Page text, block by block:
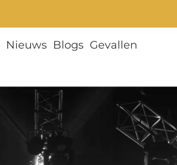
Nieuws Blogs Gevallen